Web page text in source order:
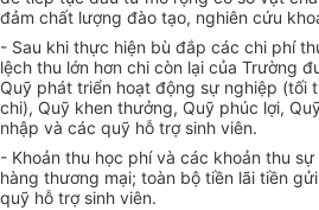
đảm chất lượng đào tạo, nghiên cứu
- Sau khi thực hiện bù đắp các chi phí
lệch thu lớn hơn chi còn lại của Trường
Quỹ phát triển hoạt động sự nghiệp (tối
chi), Quỹ khen thưởng, Quỹ phúc lợi,
nhập và các quỹ hỗ trợ sinh viên.
- Khoản thu học phí và các khoản thu
hàng thương mại; toàn bộ tiền lãi tiền
quỹ hỗ trợ sinh viên.